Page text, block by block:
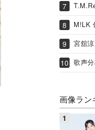
M!LK
宮舘
歌声
画像ラン